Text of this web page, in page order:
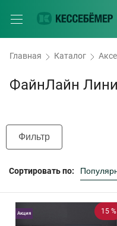
Главная Каталог
ФайнЛайн
Фильтр
Сортировать по:
15 %
Акция